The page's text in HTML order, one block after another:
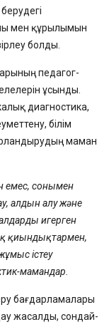
мен құрылымын
болды.
педагог-
ұсынды.
диагностика,
білім
маман
емес, сонымен
алдын алу және
игерген
қиындықтармен,
істеу
мамандар.
бағдарламалары
жасалды, сондай-